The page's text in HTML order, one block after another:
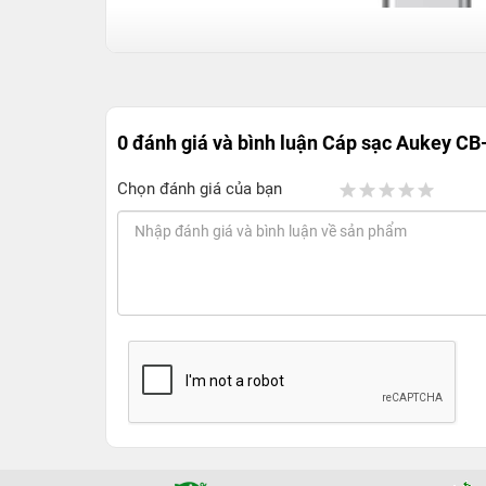
0 đánh giá và bình luậnCáp sạc Aukey
Chọn đánh giá của bạn